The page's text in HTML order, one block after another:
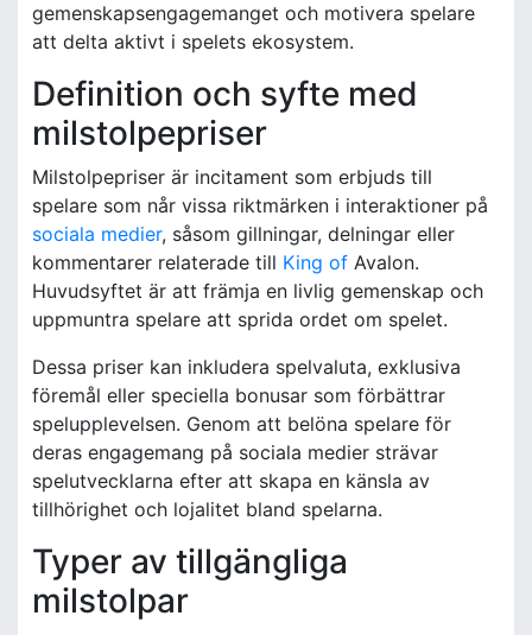
gemenskapsengagemanget och motivera spelare
att delta aktivt i spelets ekosystem.
Definition och syfte med
milstolpepriser
Milstolpepriser är incitament som erbjuds till
spelare som når vissa riktmärken i interaktioner på
sociala medier, såsom gillningar, delningar eller
kommentarer relaterade till King of Avalon.
Huvudsyftet är att främja en livlig gemenskap och
uppmuntra spelare att sprida ordet om spelet.
Dessa priser kan inkludera spelvaluta, exklusiva
föremål eller speciella bonusar som förbättrar
spelupplevelsen. Genom att belöna spelare för
deras engagemang på sociala medier strävar
spelutvecklarna efter att skapa en känsla av
tillhörighet och lojalitet bland spelarna.
Typer av tillgängliga
milstolpar